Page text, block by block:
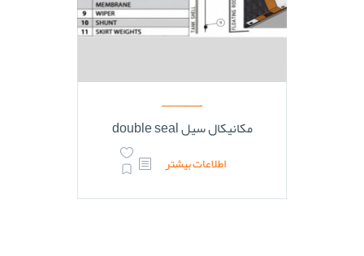
مکانیکال سیل double seal
اطلاعات بیشتر